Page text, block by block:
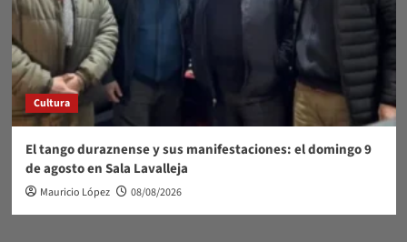
Cultura
El tango duraznense y sus manifestaciones: el domingo 9
de agosto en Sala Lavalleja
Mauricio López 08/08/2026